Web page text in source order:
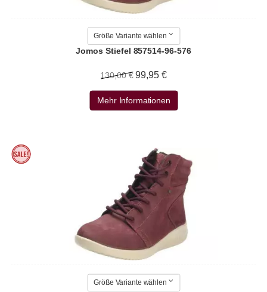
Größe Variante wählen
Jomos Stiefel 857514-96-576
130,00 € 99,95 €
Mehr Informationen
Größe Variante wählen